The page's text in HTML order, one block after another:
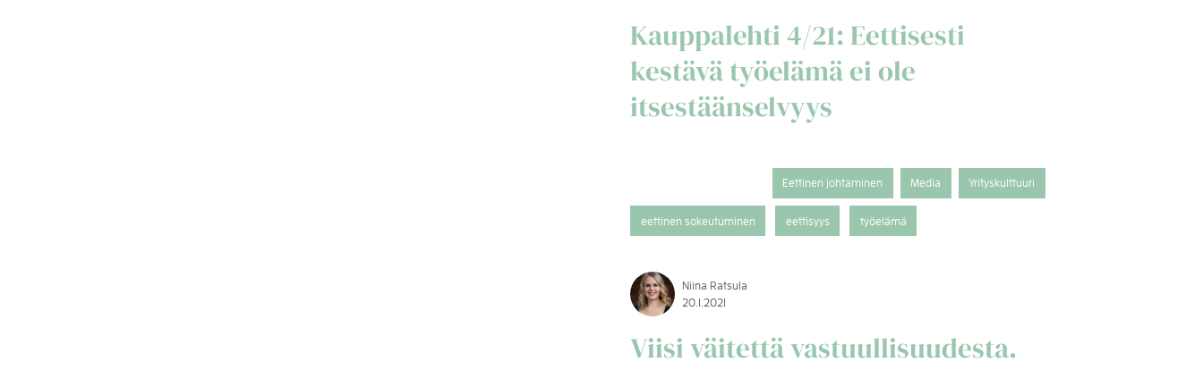
Kauppalehti 4/21: Eettisesti
kestävä työelämä ei ole
itsestäänselvyys
Eettinen johtaminen Media Yrityskulttuuri
eettinen sokeutuminen eettisyys työelämä
Niina Ratsula
20.1.2021
Viisi väitettä vastuullisuudesta.